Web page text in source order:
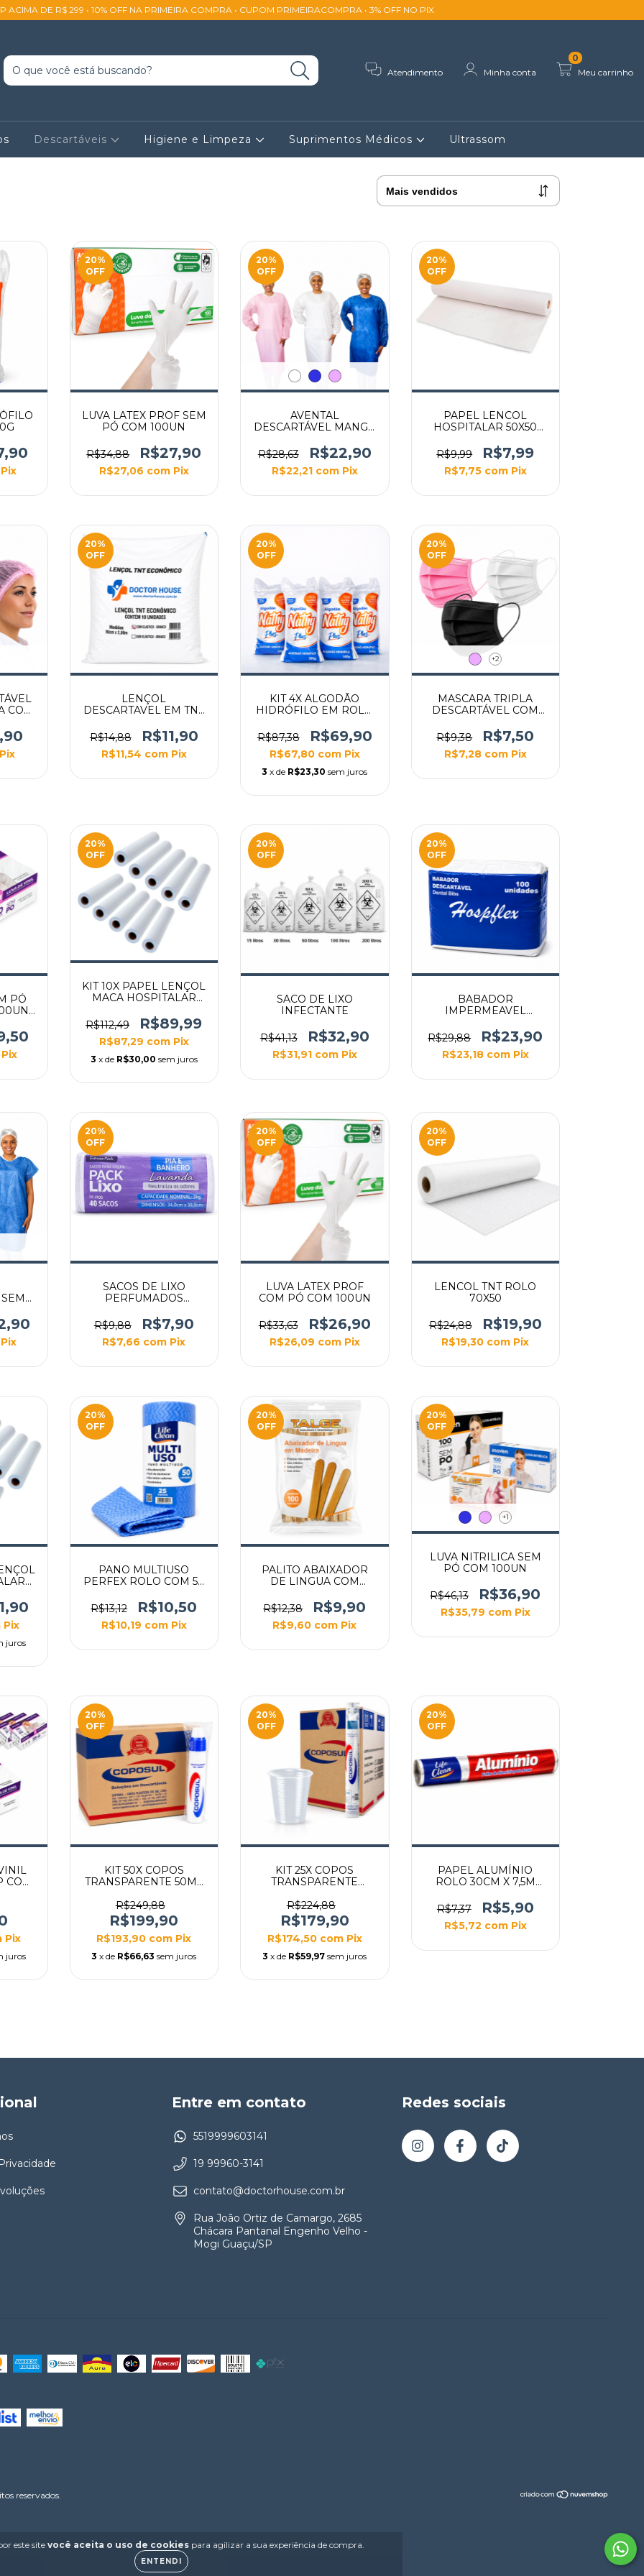
ACIMA DE R$ 299 • 10% OFF NA PRIMEIRA COMPRA • CUPOM PRIMEIRACOMPRA • 3% OFF NO PIX
Atendimento Minha conta Meu carrinho
0
Descartáveis Higiene e Limpeza Suprimentos Médicos Ultrassom
este sitevocê aceita o uso de cookiespara agilizar a sua experiência de compra.
ENTENDI
Pix
20%
OFF
LUVA LATEX PROF SEM
PÓ COM 100UN
R$34,88 R$27,90
R$27,06 com Pix
20%
OFF
AVENTAL
DESCARTÁVEL MANGA
10UN
R$28,63 R$22,90
R$22,21 com Pix
20%
OFF
PAPEL LENCOL
HOSPITALAR 50X50
R$9,99
R$7,99
R$7,75 com Pix
COM
Pix
20%
OFF
LENÇOL
DESCARTAVEL EM TNT
2,00X0,90CM COM
10UN
R$14,88 R$11,90
R$11,54 com Pix
20%
OFF
KIT 4X ALGODÃO
HIDRÓFILO EM ROLO
R$87,38
R$69,90
R$67,80 com Pix
3 x de R$23,30 sem juros
20%
OFF
+2
MASCARA TRIPLA
DESCARTÁVEL COM
R$9,38
R$7,50
R$7,28 com Pix
PÓ
Pix
20%
OFF
KIT 10X PAPEL LENÇOL
MACA HOSPITALAR
R$112,49
R$89,99
R$87,29 com Pix
3 x de R$30,00 sem juros
20%
OFF
SACO DE LIXO
INFECTANTE
R$41,13 R$32,90
R$31,91 com Pix
20%
OFF
BABADOR
IMPERMEAVEL
R$29,88
R$23,90
R$23,18 com Pix
Pix
20%
OFF
SACOS DE LIXO
PERFUMADOS
BANHEIRO
R$9,88 R$7,90
R$7,66 com Pix
20%
OFF
LUVA LATEX PROF
COM PÓ COM 100UN
R$33,63 R$26,90
R$26,09 com Pix
20%
OFF
LENCOL TNT ROLO
70X50
R$24,88 R$19,90
R$19,30 com Pix
Pix
juros
20%
OFF
PANO MULTIUSO
PERFEX ROLO COM 50
AZUL
R$13,12 R$10,50
R$10,19 com Pix
20%
OFF
PALITO ABAIXADOR
DE LINGUA COM
R$12,38
R$9,90
R$9,60 com Pix
20%
OFF
+1
LUVA NITRILICA SEM
PÓ COM 100UN
R$46,13 R$36,90
R$35,79 com Pix
COM
Pix
juros
20%
OFF
KIT 50X COPOS
TRANSPARENTE 50ML
R$249,88
R$199,90
R$193,90 com Pix
3 x de R$66,63 sem juros
20%
OFF
KIT 25X COPOS
TRANSPARENTE
R$224,88
R$179,90
R$174,50 com Pix
3 x de R$59,97 sem juros
20%
OFF
PAPEL ALUMÍNIO
ROLO 30CM X 7,5M
COZINHA
R$7,37 R$5,90
R$5,72 com Pix
Entre em contato
5519999603141
19 99960-3141
contato@doctorhouse.com.br
Rua João Ortiz de Camargo, 2685
Chácara Pantanal Engenho Velho -
Mogi Guaçu/SP
Redes sociais
reservados.